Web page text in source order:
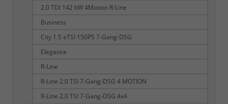
2.0 TDI 142 kW 4Motion R-Line
Business
City 1.5 eTSI 150PS 7-Gang-DSG
Elegance
R-Line
R-Line 2.0 TSI 7-Gang-DSG 4 MOTION
R-Line 2.0 TSI 7-Gang-DSG 4x4